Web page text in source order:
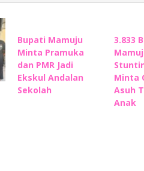
Bupati Mamuju
Minta Pramuka
dan PMR Jadi
Ekskul Andalan
Sekolah
3.833
Minta
Asuh
Anak